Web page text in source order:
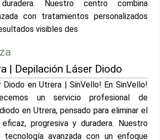
Nuestro centro combina
con tratamientos personalizados
visibles des
| Depilación Láser Diodo
Diodo en Utrera | SinVello! En SinVello!
un servicio profesional de
en Utrera, pensado para eliminar el
progresiva y duradera. Nuestro
tecnología avanzada con un enfoque